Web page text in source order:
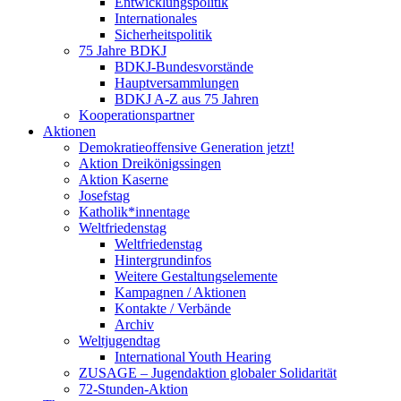
Internationales
Sicherheitspolitik
75 Jahre BDKJ
BDKJ-Bundesvorstände
Hauptversammlungen
BDKJ A-Z aus 75 Jahren
Kooperationspartner
Aktionen
Demokratieoffensive Generation jetzt!
Aktion Dreikönigssingen
Aktion Kaserne
Josefstag
Katholik*innentage
Weltfriedenstag
Weltfriedenstag
Hintergrundinfos
Weitere Gestaltungselemente
Kampagnen / Aktionen
Kontakte / Verbände
Archiv
Weltjugendtag
International Youth Hearing
ZUSAGE – Jugendaktion globaler Solidarität
72-Stunden-Aktion